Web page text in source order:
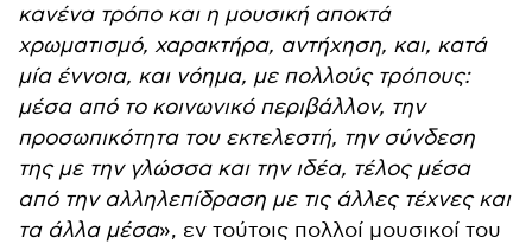
κανένα τρόπο και η μουσική αποκτά
χρωματισμό, χαρακτήρα, αντήχηση, και, κατά
μία έννοια, και νόημα, με πολλούς τρόπους:
μέσα από το κοινωνικό περιβάλλον, την
προσωπικότητα του εκτελεστή, την σύνδεση
της με την γλώσσα και την ιδέα, τέλος μέσα
από την αλληλεπίδραση με τις άλλες τέχνες και
τα άλλα μέσα», εν τούτοις πολλοί μουσικοί του